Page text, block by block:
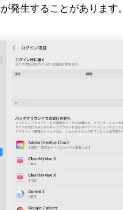
発生することがあります。